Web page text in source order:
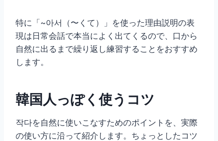
特に「~아서（〜くて）」を使った理由説明の表
現は日常会話で本当によく出てくるので、口から
自然に出るまで繰り返し練習することをおすすめ
します。
韓国人っぽく使うコツ
작다を自然に使いこなすためのポイントを、実際
の使い方に沿って紹介します。ちょっとしたコツ